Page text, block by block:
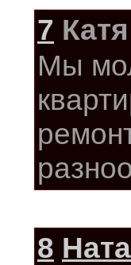
7
Мы
8